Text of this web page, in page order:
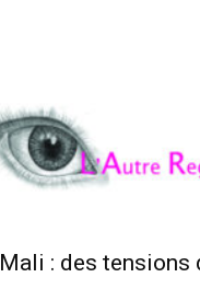
: des tensions